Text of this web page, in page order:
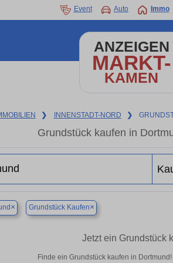
Event Auto Immo
ANZEIGEN
MARKT-
KAMEN
❯ INNENSTADT-NORD ❯
Grundstück kaufen in
× Grundstück Kaufen×
Jetzt ein Grundstück
Finde ein Grundstück kaufen in